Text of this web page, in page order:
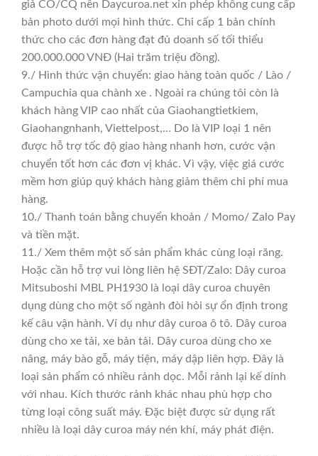
giả CO/CQ nên Daycuroa.net xin phép không cung cấp
bản photo dưới mọi hình thức. Chỉ cấp 1 bản chính
thức cho các đơn hàng đạt đủ doanh số tối thiểu
200.000.000 VNĐ (Hai trăm triệu đồng).
9./ Hình thức vận chuyển: giao hàng toàn quốc / Lào /
Campuchia qua chành xe . Ngoài ra chúng tôi còn là
khách hàng VIP cao nhất của Giaohangtietkiem,
Giaohangnhanh, Viettelpost,… Do là VIP loại 1 nên
được hỗ trợ tốc độ giao hàng nhanh hơn, cước vận
chuyển tốt hơn các đơn vị khác. Vì vậy, việc giá cước
mềm hơn giúp quý khách hàng giảm thêm chi phí mua
hàng.
10./ Thanh toán bằng chuyển khoản / Momo/ Zalo Pay
và tiền mặt.
11./ Xem thêm một số sản phẩm khác cùng loại răng.
Hoặc cần hỗ trợ vui lòng liên hệ SĐT/Zalo: Dây curoa
Mitsuboshi MBL PH1930 là loại dây curoa chuyên
dụng dùng cho một số ngành đòi hỏi sự ổn định trong
kế câu vận hành. Ví dụ như dây curoa ô tô. Dây curoa
dùng cho xe tải, xe bản tải. Dây curoa dùng cho xe
nâng, máy bào gỗ, máy tiện, máy dập liên hợp. Đây là
loại sản phẩm có nhiều rảnh dọc. Mỗi rảnh lại kế dính
với nhau. Kích thước rảnh khác nhau phù hợp cho
từng loại công suất máy. Đặc biệt được sử dụng rất
nhiều là loại dây curoa máy nén khí, máy phát điện.